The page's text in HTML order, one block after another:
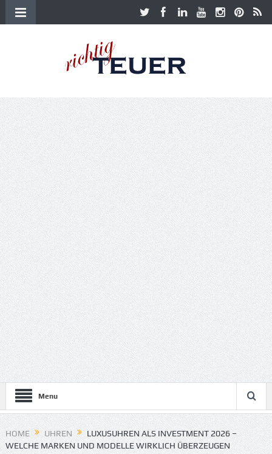
Menu
HOME UHREN
LUXUSUHREN ALS INVESTMENT 2026 –
WELCHE MARKEN UND MODELLE WIRKLICH ÜBERZEUGEN